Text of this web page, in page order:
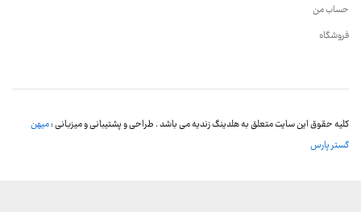
حساب من
فروشگاه
کلیه حقوق این سایت متعلق به هلدینگ زندیه می باشد . طراحی و پشتیبانی و میزبانی :میهن
گستر پارس